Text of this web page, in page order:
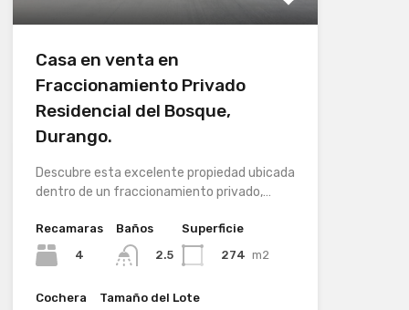
Casa en venta en
Fraccionamiento Privado
Residencial del Bosque,
Durango.
Descubre esta excelente propiedad ubicada
dentro de un fraccionamiento privado,…
Recamaras
4
Baños
2.5
Superficie
274 m2
Cochera
Tamaño del Lote